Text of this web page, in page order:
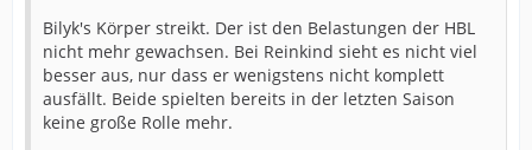
Bilyk's Körper streikt. Der ist den Belastungen der HBL
nicht mehr gewachsen. Bei Reinkind sieht es nicht viel
besser aus, nur dass er wenigstens nicht komplett
ausfällt. Beide spielten bereits in der letzten Saison
keine große Rolle mehr.